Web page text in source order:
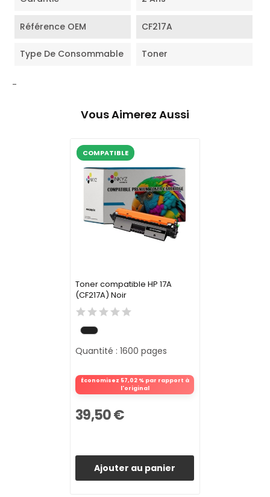
Référence OEM CF217A
Type De Consommable Toner
-
Vous Aimerez Aussi
COMPATIBLE
Toner compatible HP 17A
(CF217A) Noir
Économisez 57,02 % par rapport à
l'original
Quantité : 1600 pages
39,50 €
Ajouter au panier